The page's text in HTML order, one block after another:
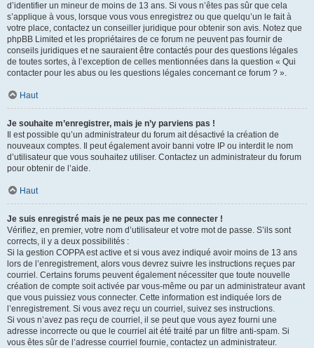
d’identifier un mineur de moins de 13 ans. Si vous n’êtes pas sûr que cela
s’applique à vous, lorsque vous vous enregistrez ou que quelqu’un le fait à
votre place, contactez un conseiller juridique pour obtenir son avis. Notez que
phpBB Limited et les propriétaires de ce forum ne peuvent pas fournir de
conseils juridiques et ne sauraient être contactés pour des questions légales
de toutes sortes, à l’exception de celles mentionnées dans la question « Qui
contacter pour les abus ou les questions légales concernant ce forum ? ».
Haut
Je souhaite m’enregistrer, mais je n’y parviens pas !
Il est possible qu’un administrateur du forum ait désactivé la création de
nouveaux comptes. Il peut également avoir banni votre IP ou interdit le nom
d’utilisateur que vous souhaitez utiliser. Contactez un administrateur du forum
pour obtenir de l’aide.
Haut
Je suis enregistré mais je ne peux pas me connecter !
Vérifiez, en premier, votre nom d’utilisateur et votre mot de passe. S’ils sont
corrects, il y a deux possibilités :
Si la gestion COPPA est active et si vous avez indiqué avoir moins de 13 ans
lors de l’enregistrement, alors vous devrez suivre les instructions reçues par
courriel. Certains forums peuvent également nécessiter que toute nouvelle
création de compte soit activée par vous-même ou par un administrateur avant
que vous puissiez vous connecter. Cette information est indiquée lors de
l’enregistrement. Si vous avez reçu un courriel, suivez ses instructions.
Si vous n’avez pas reçu de courriel, il se peut que vous ayez fourni une
adresse incorrecte ou que le courriel ait été traité par un filtre anti-spam. Si
vous êtes sûr de l’adresse courriel fournie, contactez un administrateur.